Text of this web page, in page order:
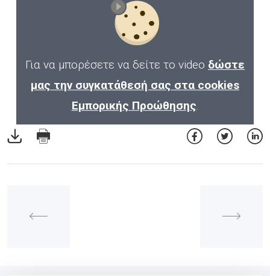
Για να μπορέσετε να δείτε το video δώστε
μας την συγκατάθεσή σας στα cookies
Εμπορικής Προώθησης.